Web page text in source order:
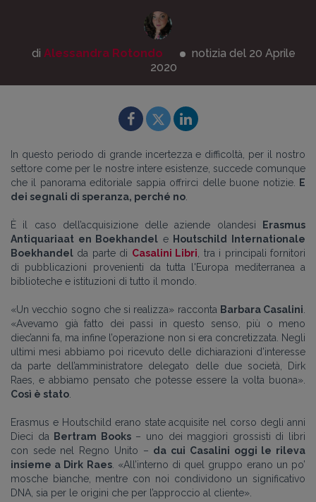
di Alessandra Rotondo notizia del 20 Aprile
2020
In questo periodo di grande incertezza e difficoltà, per il nostro
settore come per le nostre intere esistenze, succede comunque
che il panorama editoriale sappia offrirci delle buone notizie.
E
dei segnali di speranza, perché no
È il caso dell’acquisizione delle aziende olandesi
Erasmus
Antiquariaat en Boekhandel e Houtschild Internationale
Boekhandel da parte di Casalini Libri , tra i principali fornitori
di pubblicazioni provenienti da tutta l'Europa mediterranea a
biblioteche e istituzioni di tutto il mondo.
«Un vecchio sogno che si realizza» racconta Barbara Casalini
«Avevamo già fatto dei passi in questo senso, più o meno
diec’anni fa, ma infine l’operazione non si era concretizzata. Negli
ultimi mesi abbiamo poi ricevuto delle dichiarazioni d’interesse
da parte dell’amministratore delegato delle due società, Dirk
Raes, e abbiamo pensato che potesse essere la volta buona».
Così è stato
Erasmus e Houtschild erano state acquisite nel corso degli anni
Dieci da
Bertram Books– uno dei maggiori grossisti di libri
con sede nel Regno Unito – da cui Casalini oggi le rileva
insieme a Dirk Raes. «All’interno di quel gruppo erano un po’
mosche bianche, mentre con noi condividono un significativo
DNA, sia per le origini che per l’approccio al cliente».